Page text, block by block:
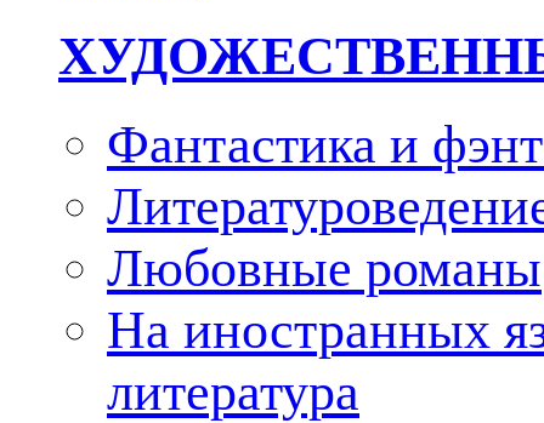
Фантастика и
Любовные романы
На иностранных
литература